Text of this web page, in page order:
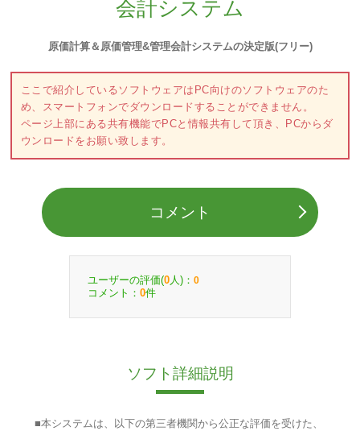
会計システム
原価計算＆原価管理&管理会計システムの決定版(フリー)
ここで紹介しているソフトウェアはPC向けのソフトウェアのた
め、スマートフォンでダウンロードすることができません。
ページ上部にある共有機能でPCと情報共有して頂き、PCからダ
ウンロードをお願い致します。
コメント
ユーザーの評価(0 人)： 0
コメント： 0件
ソフト詳細説明
■本システムは、以下の第三者機関から公正な評価を受けた、